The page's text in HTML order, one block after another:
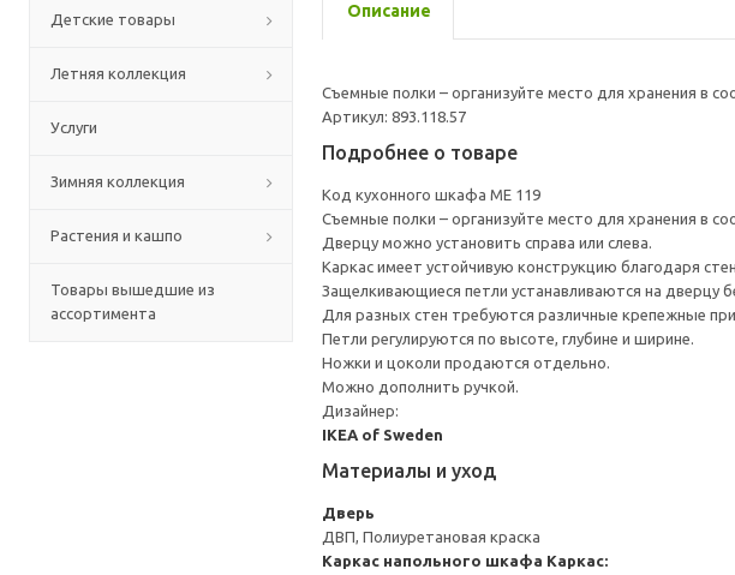
Детские товары
Летняя коллекция
Услуги
Зимняя коллекция
Растения и кашпо
Товары вышедшие из
ассортимента
Описание
Съемные полки – организуйте место для хранения в
Артикул: 893.118.57
Подробнее о товаре
Код кухонного шкафа ME 119
Съемные полки – организуйте место для хранения в
Дверцу можно установить справа или слева.
Каркас имеет устойчивую конструкцию благодаря
Защелкивающиеся петли устанавливаются на дверцу
Для разных стен требуются различные крепежные
Петли регулируются по высоте, глубине и ширине.
Ножки и цоколи продаются отдельно.
Можно дополнить ручкой.
Дизайнер:
IKEA of Sweden
Материалы и уход
Дверь
ДВП, Полиуретановая краска
Каркас напольного шкафа Каркас: